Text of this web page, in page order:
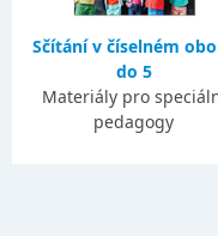
Sčítání v číselném
do 5
Materiály pro
pedagogy